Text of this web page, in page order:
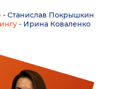
- Станислав Покрышкин
- Ирина Коваленко